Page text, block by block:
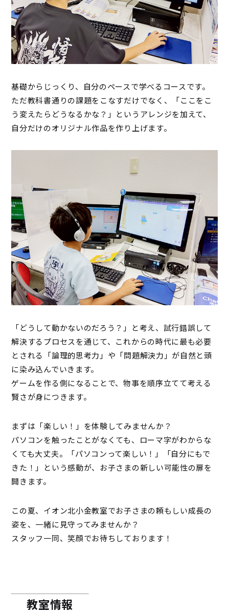
基礎からじっくり、自分のペースで学べるコースです。
ただ教科書通りの課題をこなすだけでなく、「ここをこ
う変えたらどうなるかな？」というアレンジを加えて、
自分だけのオリジナル作品を作り上げます。
「どうして動かないのだろう？」と考え、試行錯誤して
解決するプロセスを通じて、これからの時代に最も必要
とされる「論理的思考力」や「問題解決力」が自然と頭
に染み込んでいきます。
ゲームを作る側になることで、物事を順序立てて考える
賢さが身につきます。
まずは「楽しい！」を体験してみませんか？
パソコンを触ったことがなくても、ローマ字がわからな
くても大丈夫。「パソコンって楽しい！」「自分にもで
きた！」という感動が、お子さまの新しい可能性の扉を
開きます。
この夏、イオン北小金教室でお子さまの頼もしい成長の
姿を、一緒に見守ってみませんか？
スタッフ一同、笑顔でお待ちしております！
教室情報